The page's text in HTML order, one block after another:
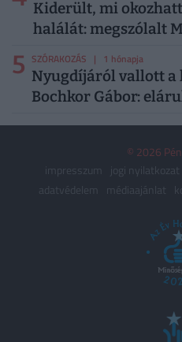
Kiderült, mi
halálát: megszólalt
5 SZÓRAKOZÁS | 1 hónapja
Nyugdíjáról vallott a
Bochkor Gábor:
© 2026
impresszum
jogi nyilatkozat
adatvédelem
médiaajánlat